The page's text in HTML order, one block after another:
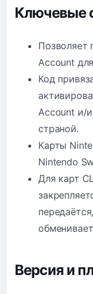
Ключевые
Позволяет
Account
Код
Account и/
страной.
Карты
Nintendo
Для карт
Версия и